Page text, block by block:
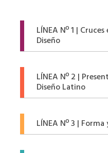
LÍNEA Nº 1 |
Diseño
LÍNEA Nº 2 |
Diseño Latino
LÍNEA Nº 3 |